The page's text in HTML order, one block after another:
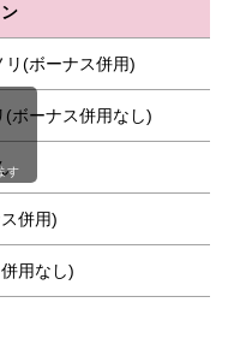
リ(ボーナス併用)
ボーナス併用なし)
併用)
用なし)
す